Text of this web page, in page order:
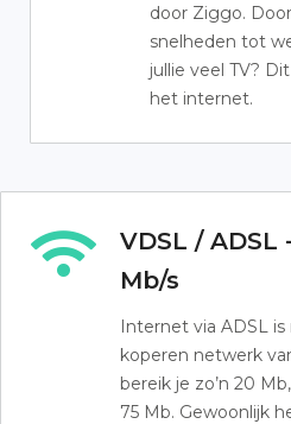
door Ziggo.
snelheden tot
jullie veel TV?
het internet.
VDSL / ADSL
Mb/s
Internet via ADSL
koperen netwerk
bereik je zo’n 20
75 Mb. Gewoonlijk